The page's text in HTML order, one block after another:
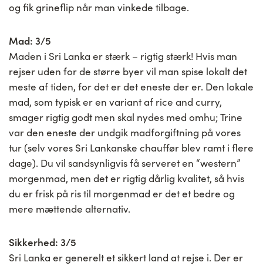
og fik grineflip når man vinkede tilbage.
Mad: 3/5
Maden i Sri Lanka er stærk – rigtig stærk! Hvis man
rejser uden for de større byer vil man spise lokalt det
meste af tiden, for det er det eneste der er. Den lokale
mad, som typisk er en variant af rice and curry,
smager rigtig godt men skal nydes med omhu; Trine
var den eneste der undgik madforgiftning på vores
tur (selv vores Sri Lankanske chauffør blev ramt i flere
dage). Du vil sandsynligvis få serveret en “western”
morgenmad, men det er rigtig dårlig kvalitet, så hvis
du er frisk på ris til morgenmad er det et bedre og
mere mættende alternativ.
Sikkerhed: 3/5
Sri Lanka er generelt et sikkert land at rejse i. Der er